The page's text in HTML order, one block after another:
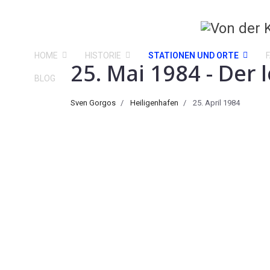
HOME HISTORIE STATIONEN UND ORTE
BLOG 25. Mai 1984 -
Sven Gorgos Heiligenhafen 25. April 1984